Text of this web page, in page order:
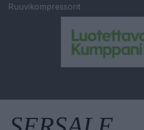
Ruuvikompressorit